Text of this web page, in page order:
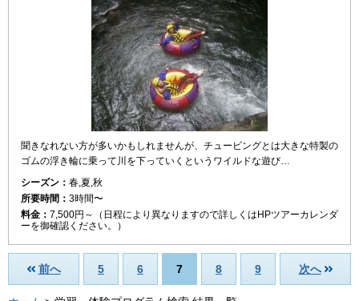
聞きなれない方が多いかもしれませんが、チュービングとは大きな特製の
ゴムの浮き輪に乗って川を下っていくというワイルドな遊び…
シーズン： 春,夏,秋
所要時間： 3時間〜
料金： 7,500円～（日程により異なりますので詳しくはHPツアーカレンダ
ーを御確認ください。）
前へ 5 6 7 8 9 次へ